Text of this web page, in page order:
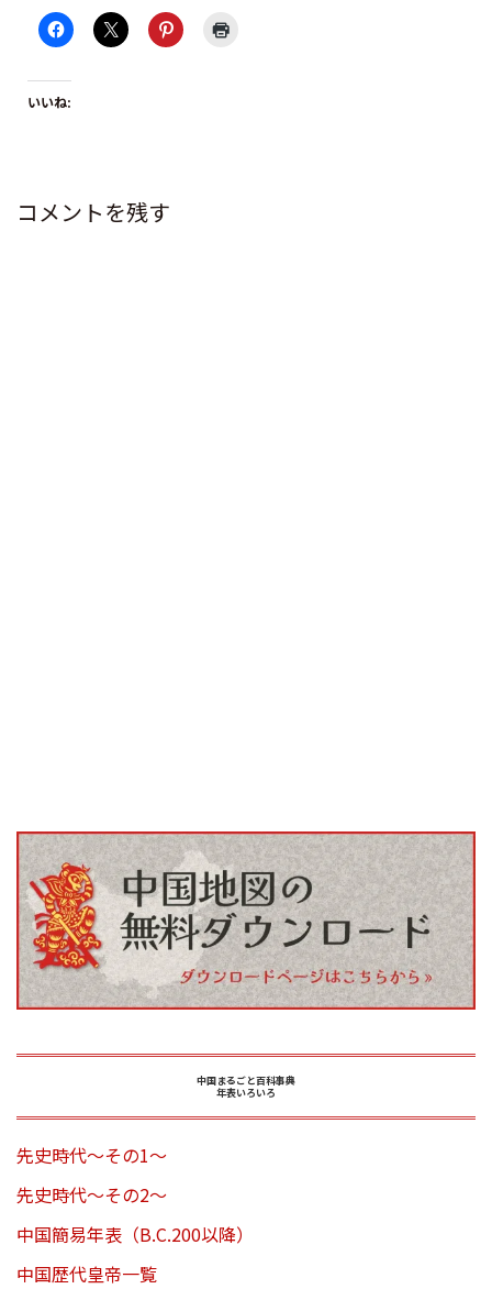
いいね:
コメントを残す
中国まるごと百科事典
年表いろいろ
先史時代～その1～
先史時代～その2～
中国簡易年表（B.C.200以降）
中国歴代皇帝一覧